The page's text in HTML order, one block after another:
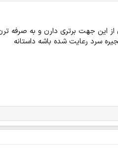
این جهت برتری دارن و به صرفه
سرد رعایت شده باشه داستانه